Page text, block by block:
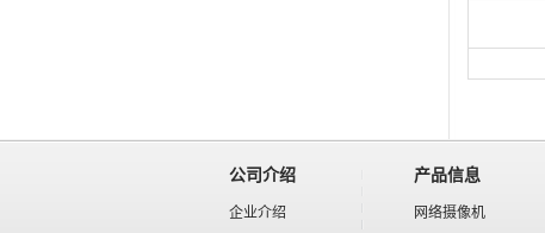
公司介绍
企业介绍
产品信息
网络摄像机